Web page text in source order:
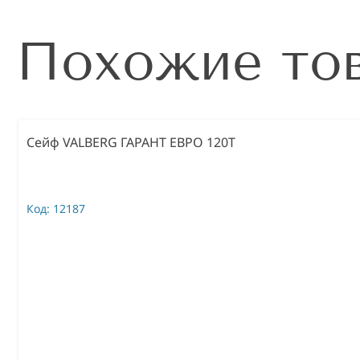
Похожие
Сейф VALBERG ГАРАНТ ЕВРО 120T
Код: 12187